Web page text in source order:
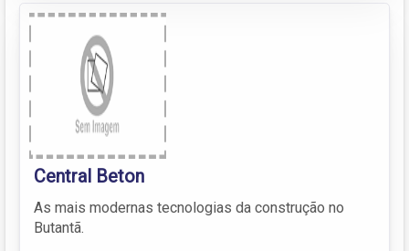
Central Beton
As mais modernas tecnologias da construção no
Butantã.